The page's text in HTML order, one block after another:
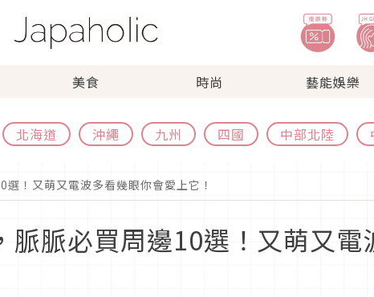
美食 時尚 藝能娛樂
北海道 沖繩 九州 四國 中部北陸
！又萌又電波多看幾眼你會愛上它！
脈必買周邊10選！又萌又電